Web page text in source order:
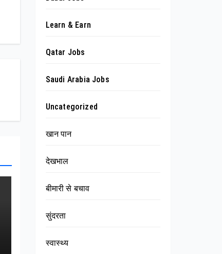
Learn & Earn
Qatar Jobs
Saudi Arabia Jobs
Uncategorized
खान पान
देखभाल
बीमारी से बचाव
सुंदरता
स्वास्थ्य